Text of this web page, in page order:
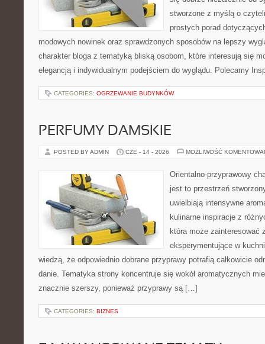
stworzone z myślą o
prostych porad
modowych nowinek oraz sprawdzonych sposobów na lepszy
charakter bloga z tematyką bliską osobom, które interesują się
elegancją i indywidualnym podejściem do wyglądu. Polecamy
CATEGORIES: OGRZEWANIE BUDYNKÓW
PERFUMY DAMSKIE
POSTED BY ADMIN CZE - 14 - 2026 MOŻLIWOŚĆ
Orientalno-przyprawowy
jest to przestrzeń
uwielbiają intensywne
kulinarne inspiracje z
która może zainteresować
eksperymentujące w
wiedzą, że odpowiednio dobrane przyprawy potrafią całkowicie
danie. Tematyka strony koncentruje się wokół aromatycznych
znacznie szerszy, ponieważ przyprawy są […]
CATEGORIES: BIZNES